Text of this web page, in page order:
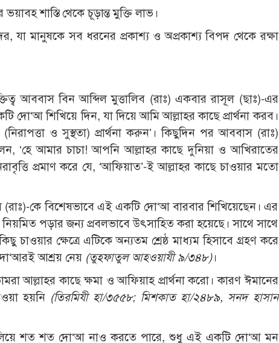
শাস্তি থেকে চূড়ান্ত মুক্তি লাভ।
যা মানুষকে সব ধরনের প্রকাশ্য ও অপ্রকাশ্য বিপদ থেকে রক্ষা
আববাস বিন আব্দিল মুত্তালিব (রাঃ) একবার রাসূল (ছাঃ)-এর
শিখিয়ে দিন, যা দিয়ে আমি আল্লাহর কাছে প্রার্থনা করব।
ও সুস্থতা) প্রার্থনা করুন’। কিছুদিন পর আববাস (রাঃ)
‘হে আমার চাচা! আপনি আল্লাহর কাছে দুনিয়া ও আখিরাতের
প্রমাণ করে যে, ‘আফিয়াত’-ই আল্লাহর কাছে চাওয়ার মতো
কে বিশেষভাবে এই একটি দো‘আ বারবার শিখিয়েছেন। এর
পড়ার জন্য প্রবলভাবে উৎসাহিত করা হয়েছে। সাথে সাথে
চাওয়ার ক্ষেত্রে এটিকে অন্যতম শ্রেষ্ঠ মাধ্যম হিসাবে গ্রহণ করে
আশ্রয় নেয় (তুহফাতুল আহওয়াযী ৯/৩৪৮)।
আল্লাহর কাছে ক্ষমা ও আফিয়াহ প্রার্থনা করো। কারণ ঈমানের
হয়নি (তিরমিযী হা/৩৫৫৮; মিশকাত হা/২৪৮৯, সনদ হাসান
শত শত দো‘আ নাও করতে পারে, শুধু এই একটি দো‘আ মন